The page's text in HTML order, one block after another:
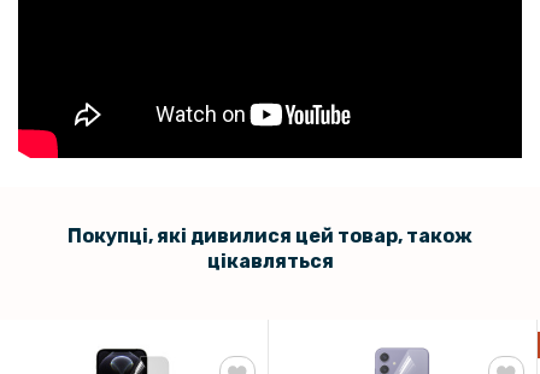
169 грн
Захисне скло з рамкою CD Pattern на задню камеру Samsung
169 грн
199 грн
Покупці, які дивилися цей товар, також
цікавляться